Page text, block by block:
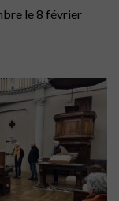
le 8 février